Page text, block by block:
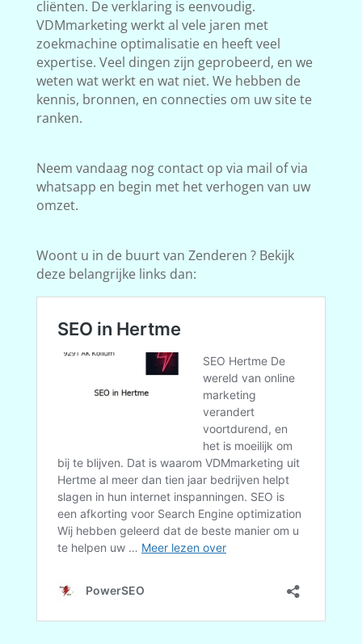
cliënten. De verklaring is eenvoudig.
VDMmarketing werkt al vele jaren met
zoekmachine optimalisatie en heeft veel
expertise. Veel dingen zijn geprobeerd, en we
weten wat werkt en wat niet. We hebben de
kennis, bronnen, en connecties om uw site te
ranken.
Neem vandaag nog contact op via mail of via
whatsapp en begin met het verhogen van uw
omzet.
Woont u in de buurt van Zenderen ? Bekijk
deze belangrijke links dan: